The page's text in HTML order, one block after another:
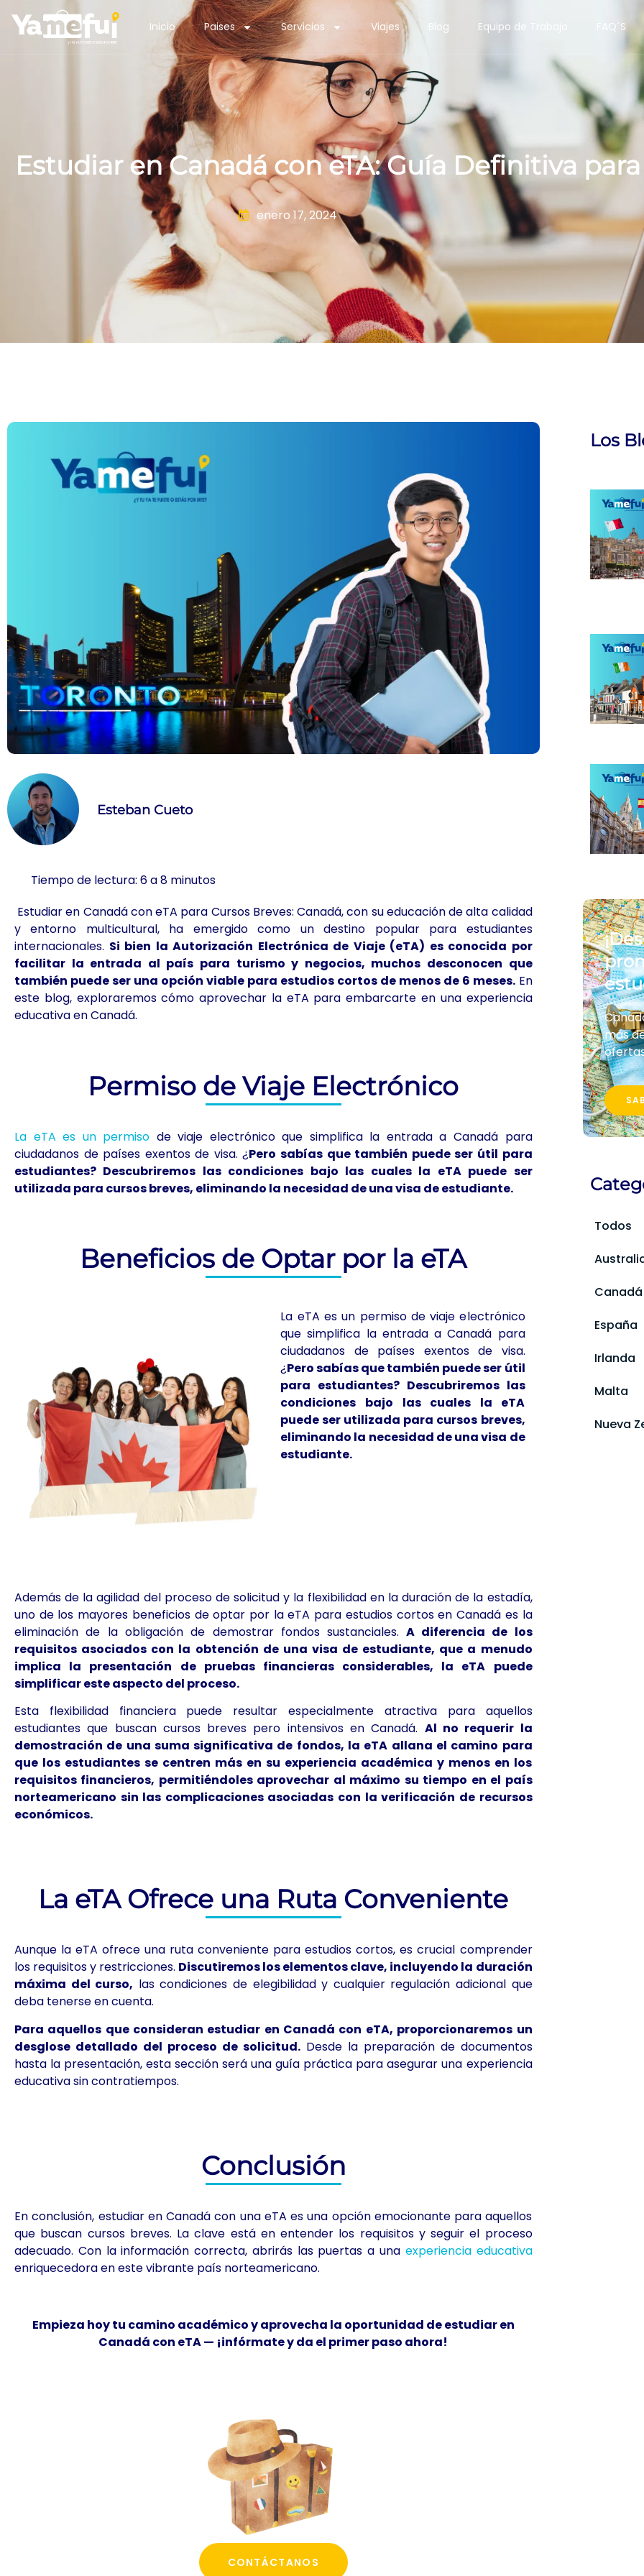
Inicio Paises Servicios Viajes Blog Equipo de Trabajo FAQ´S
Estudiar en Canadá con eTA: Guía Definitiva
enero 17, 2024
Esteban Cueto
Tiempo de lectura: 6 a 8 minutos
Estudiar en Canadá con eTA para Cursos Breves: Canadá, con su educación de alta calidad
y entorno multicultural, ha emergido como un destino popular para estudiantes
internacionales. Si bien la Autorización Electrónica de Viaje (eTA) es conocida por
facilitar la entrada al país para turismo y negocios, muchos desconocen que
también puede ser una opción viable para estudios cortos de menos de 6 meses.En
este blog, exploraremos cómo aprovechar la eTA para embarcarte en una experiencia
educativa en Canadá.
Permiso de Viaje Electrónico
La eTA es un permiso de viaje electrónico que simplifica la entrada a Canadá para
ciudadanos de países exentos de visa. ¿Pero sabías que también puede ser útil para
estudiantes? Descubriremos las condiciones bajo las cuales la eTA puede ser
utilizada para cursos breves, eliminando la necesidad de una visa de estudiante.
Beneficios de Optar por la eTA
La eTA es un permiso de viaje electrónico
que simplifica la entrada a Canadá para
ciudadanos de países exentos de visa.
¿Pero sabías que también puede ser útil
para estudiantes? Descubriremos las
condiciones bajo las cuales la eTA
puede ser utilizada para cursos breves,
eliminando la necesidad de una visa de
estudiante.
Además de la agilidad del proceso de solicitud y la flexibilidad en la duración de la estadía,
uno de los mayores beneficios de optar por la eTA para estudios cortos en Canadá es la
eliminación de la obligación de demostrar fondos sustanciales. A diferencia de los
requisitos asociados con la obtención de una visa de estudiante, que a menudo
implica la presentación de pruebas financieras considerables, la eTA puede
simplificar este aspecto del proceso.
Esta flexibilidad financiera puede resultar especialmente atractiva para aquellos
estudiantes que buscan cursos breves pero intensivos en Canadá. Al no requerir la
demostración de una suma significativa de fondos, la eTA allana el camino para
que los estudiantes se centren más en su experiencia académica y menos en los
requisitos financieros, permitiéndoles aprovechar al máximo su tiempo en el país
norteamericano sin las complicaciones asociadas con la verificación de recursos
económicos.
La eTA Ofrece una Ruta Conveniente
Aunque la eTA ofrece una ruta conveniente para estudios cortos, es crucial comprender
los requisitos y restricciones. Discutiremos los elementos clave, incluyendo la duración
máxima del curso, las condiciones de elegibilidad y cualquier regulación adicional que
deba tenerse en cuenta.
Para aquellos que consideran estudiar en Canadá con eTA, proporcionaremos un
desglose detallado del proceso de solicitud.Desde la preparación de documentos
hasta la presentación, esta sección será una guía práctica para asegurar una experiencia
educativa sin contratiempos.
Conclusión
En conclusión, estudiar en Canadá con una eTA es una opción emocionante para aquellos
que buscan cursos breves. La clave está en entender los requisitos y seguir el proceso
adecuado. Con la información correcta, abrirás las puertas a una experiencia educativa
enriquecedora en este vibrante país norteamericano.
Empieza hoy tu camino académico y aprovecha la oportunidad de estudiar en
Canadá con eTA — ¡infórmate y da el primer paso ahora!
CONTÁCTANOS
Los
más
Todos
Canadá
España
Irlanda
Malta
Nueva